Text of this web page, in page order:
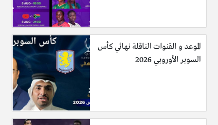
الموعد و القنوات الناقلة نهائي كأس
السوبر الأوروبي 2026